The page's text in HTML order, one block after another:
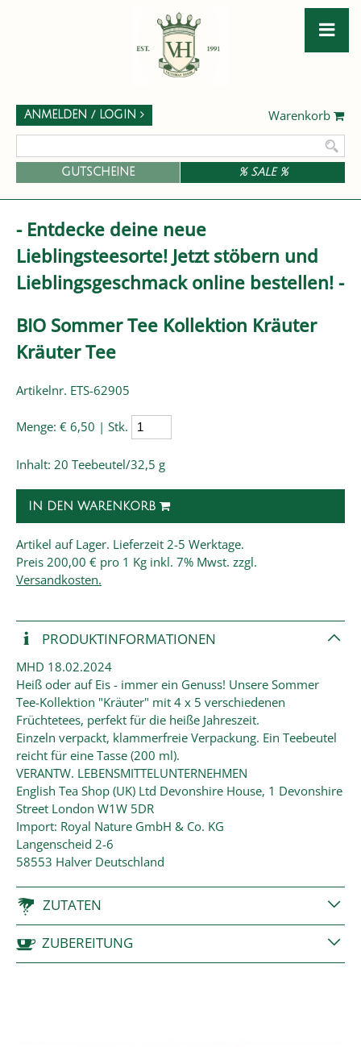
Warenkorb
ANMELDEN / LOGIN
GUTSCHEINE % SALE %
- Entdecke deine neue
Lieblingsteesorte! Jetzt stöbern und
Lieblingsgeschmack online bestellen! -
BIO Sommer Tee Kollektion Kräuter
Kräuter Tee
Artikelnr. ETS-62905
Menge: € 6,50 | Stk.
Inhalt: 20 Teebeutel/32,5 g
IN DEN WARENKORB
Artikel auf Lager. Lieferzeit 2-5 Werktage.
Preis 200,00 € pro 1 Kg inkl. 7% Mwst. zzgl.
Versandkosten.
PRODUKT­INFORMATIONEN
MHD 18.02.2024
Heiß oder auf Eis - immer ein Genuss! Unsere Sommer
Tee-Kollektion "Kräuter" mit 4 x 5 verschiedenen
Früchtetees, perfekt für die heiße Jahreszeit.
Einzeln verpackt, klammerfreie Verpackung. Ein Teebeutel
reicht für eine Tasse (200 ml).
VERANTW. LEBENSMITTELUNTERNEHMEN
English Tea Shop (UK) Ltd Devonshire House, 1 Devonshire
Street London W1W 5DR
Import: Royal Nature GmbH & Co. KG
Langenscheid 2-6
58553 Halver Deutschland
ZUTATEN
ZUBEREITUNG